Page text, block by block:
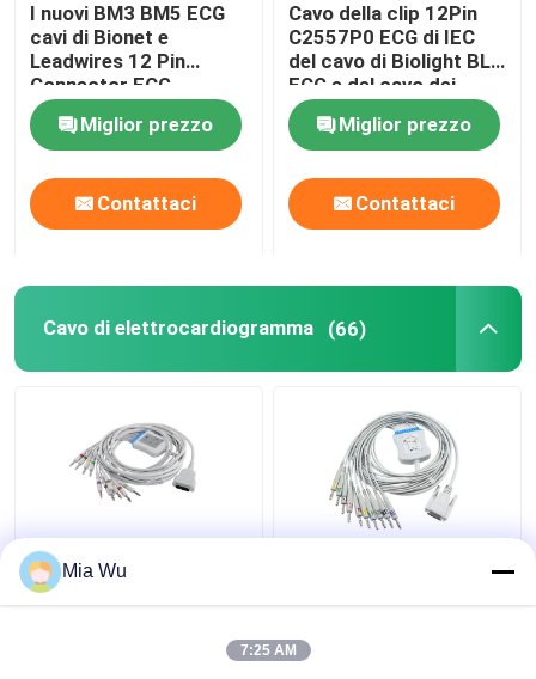
I nuovi BM3 BM5 ECG
cavi di Bionet e
Leadwires 12 Pin
Connector ECG
cablano la clip
dell'arraffone di IEC di
3 cavi
Miglior prezzo
Contattaci
Cavo della clip 12Pin
C2557P0 ECG di IEC
del cavo di Biolight BLT
ECG e del cavo dei
Leadwires 5
Miglior prezzo
Contattaci
Cavo di elettrocardiogramma (66)
Connettore MAC500
MAC600 2104727-001
cavo e dei Leadwires di
elettrocardiogramma
Banana 4,0 di IEC di Pin
FD07 ECG-9010K del
tronco di Nihon Kohden
Mia Wu
7:25 AM